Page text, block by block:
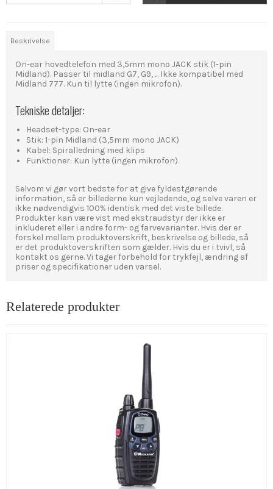
Beskrivelse
On-ear hovedtelefon med 3,5mm mono JACK stik (1-pin
Midland). Passer til midland G7, G9, ... Ikke kompatibel med
Midland 777. Kun til lytte (ingen mikrofon).
Tekniske detaljer:
Headset-type: On-ear
Stik: 1-pin Midland (3,5mm mono JACK)
Kabel: Spiralledning med klips
Funktioner: Kun lytte (ingen mikrofon)
Selvom vi gør vort bedste for at give fyldestgørende
information, så er billederne kun vejledende, og selve varen er
ikke nødvendigvis 100% identisk med det viste billede.
Produkter kan være vist med ekstraudstyr der ikke er
inkluderet eller i andre form- og farvevarianter. Hvis der er
forskel mellem produktoverskrift, beskrivelse og billede, så
er det produktoverskriften som gælder. Hvis du er i tvivl, så
kontakt os gerne. Vi tager forbehold for trykfejl, ændring af
priser og specifikationer uden varsel.
Relaterede produkter